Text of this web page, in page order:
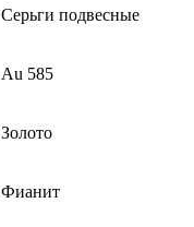
Серьги подвесные
Au 585
Золото
Фианит